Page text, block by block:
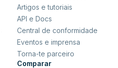
Artigos e tutoriais
API e Docs
Central de conformidade
Eventos e imprensa
Torna-te parceiro
Comparar